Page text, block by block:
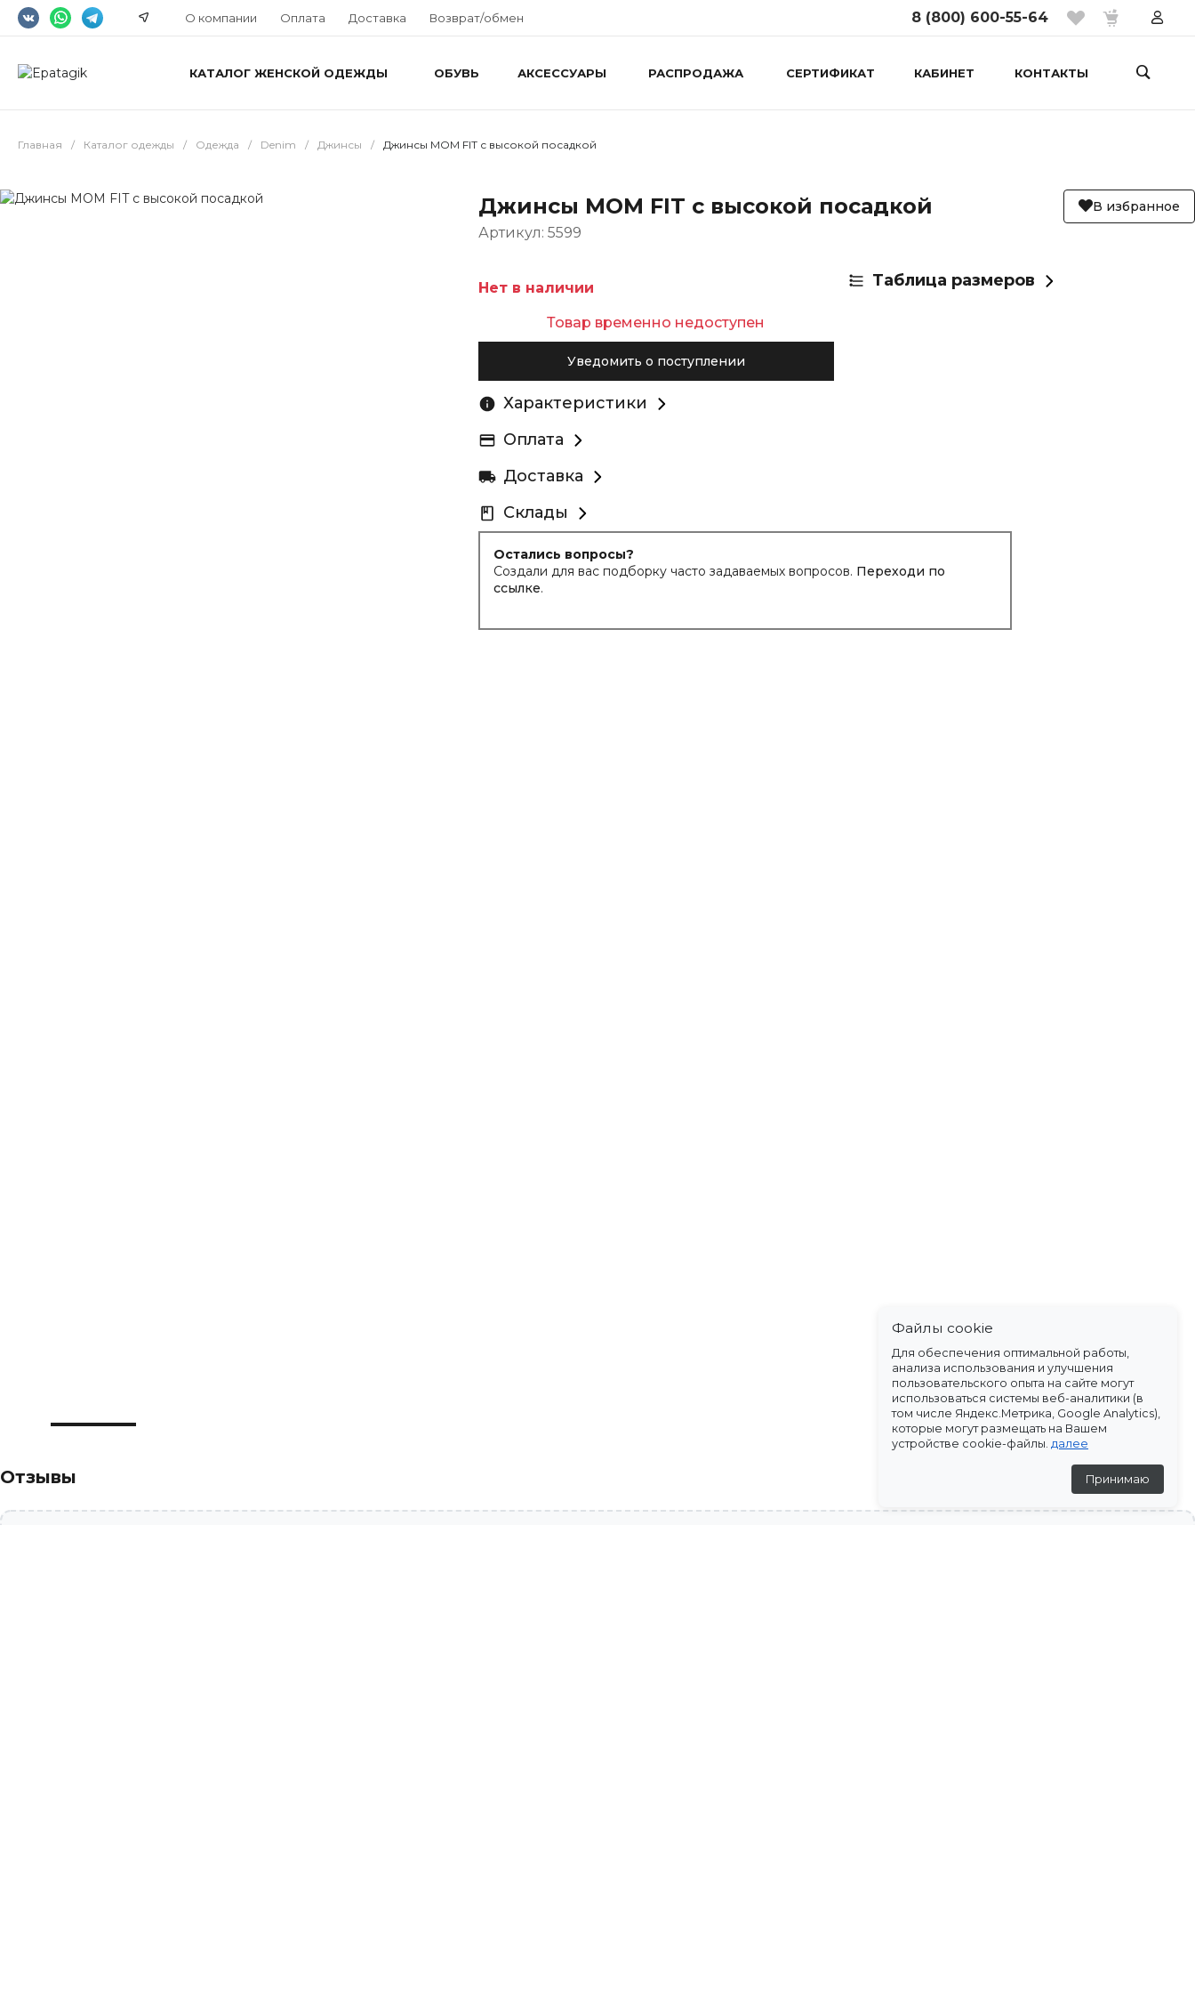
О компании Оплата Доставка Возврат/обмен 8 (800) 600-55-64
КАТАЛОГ ЖЕНСКОЙ ОДЕЖДЫ ОБУВЬ АКСЕССУАРЫ РАСПРОДАЖА СЕРТИФИКАТ КАБИНЕТ КОНТАКТЫ
Главная / Каталог одежды / Одежда / Denim / Джинсы / Джинсы MOM FIT с высокой посадкой
Джинсы MOM FIT с высокой посадкой В избранное
Артикул: 5599
Нет в наличии
Товар временно недоступен
Уведомить о поступлении
Таблица размеров
Характеристики
Оплата
Доставка
Склады
Остались вопросы?
Создали для вас подборку часто задаваемых вопросов. Переходи по
ссылке.
Отзывы
Файлы cookie
Для обеспечения оптимальной работы,
анализа использования и улучшения
пользовательского опыта на сайте могут
использоваться системы веб-аналитики (в
том числе Яндекс.Метрика, Google Analytics),
которые могут размещать на Вашем
устройстве cookie-файлы. далее
Принимаю